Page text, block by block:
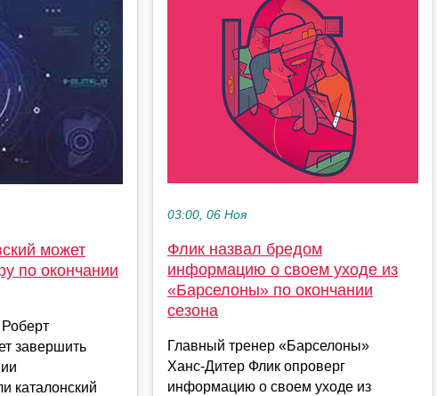
может
по окончании
завершить
каталонский
03:00, 06 Ноя
Флик назвал бредом
информацию о своем уходе из
«Барселоны» по окончании
сезона
Главный тренер «Барселоны»
Ханс‑Дитер Флик опроверг
информацию о своем уходе из